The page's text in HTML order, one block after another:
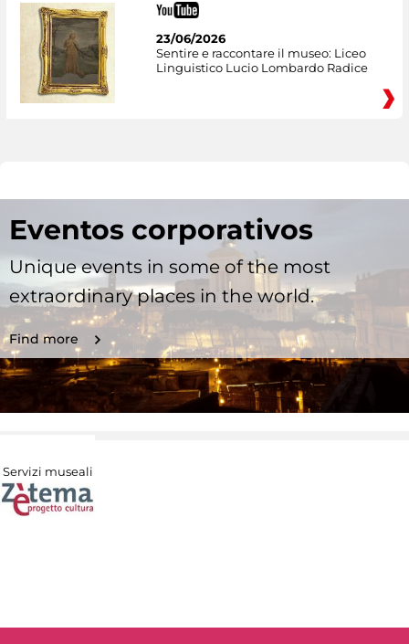
23/06/2026
Sentire e raccontare il museo: Liceo
Linguistico Lucio Lombardo Radice
Eventos corporativos
Unique events in some of the most
extraordinary places in the world.
Find more
Servizi museali